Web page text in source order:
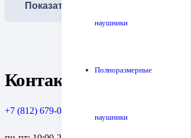
наушники
Полноразмерные
наушники
Показать еще
Контакты
+7 (812) 679-08-79